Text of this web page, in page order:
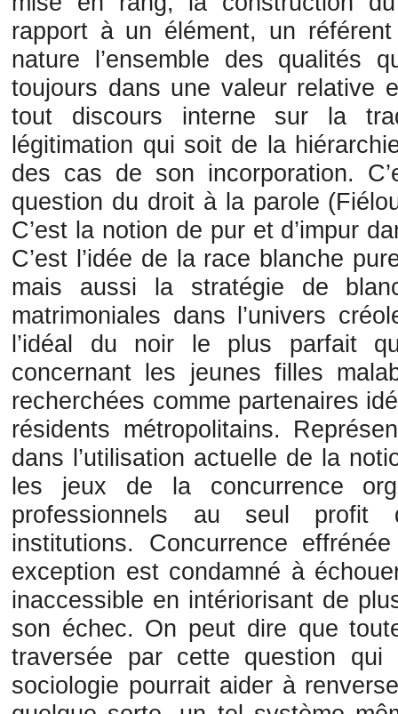
rapport à un élément, un
nature l’ensemble des qualités
toujours dans une valeur relative
tout discours interne sur la
légitimation qui soit de la
des cas de son incorporation.
question du droit à la parole
C’est la notion de pur et d’impur
C’est l’idée de la race blanche
mais aussi la stratégie de
matrimoniales dans l’univers
l’idéal du noir le plus parfait
concernant les jeunes filles
recherchées comme partenaires
résidents métropolitains.
dans l’utilisation actuelle de la
les jeux de la concurrence
professionnels au seul profit
institutions. Concurrence
exception est condamné à
inaccessible en intériorisant de
son échec. On peut dire que
traversée par cette question qui
sociologie pourrait aider à